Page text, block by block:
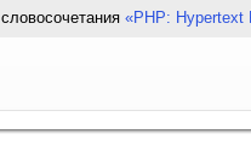
словосочетания «PHP: Hypertext